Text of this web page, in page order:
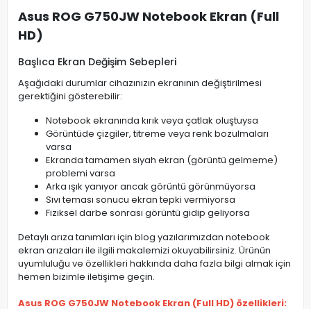
Asus ROG G750JW Notebook Ekran (Full
HD)
Başlıca Ekran Değişim Sebepleri
Aşağıdaki durumlar cihazınızın ekranının değiştirilmesi
gerektiğini gösterebilir:
Notebook ekranında kırık veya çatlak oluştuysa
Görüntüde çizgiler, titreme veya renk bozulmaları
varsa
Ekranda tamamen siyah ekran (görüntü gelmeme)
problemi varsa
Arka ışık yanıyor ancak görüntü görünmüyorsa
Sıvı teması sonucu ekran tepki vermiyorsa
Fiziksel darbe sonrası görüntü gidip geliyorsa
Detaylı arıza tanımları için blog yazılarımızdan notebook
ekran arızaları ile ilgili makalemizi okuyabilirsiniz. Ürünün
uyumluluğu ve özellikleri hakkında daha fazla bilgi almak için
hemen bizimle iletişime geçin.
Asus ROG G750JW Notebook Ekran (Full HD) özellikleri: